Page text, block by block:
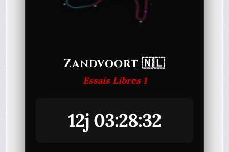
Zandvoort 🇳🇱
Essais Libres 1
12j 03:28:32